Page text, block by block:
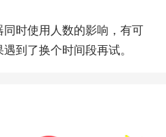
时使用人数的影响，有可
到了换个时间段再试。